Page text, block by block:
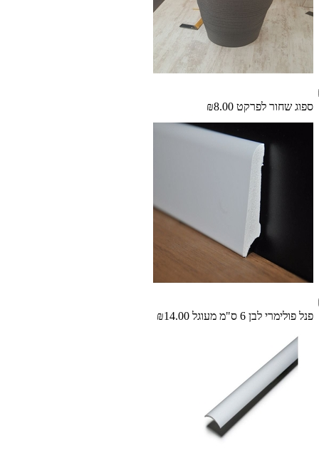
ספוג שחור לפרקט ₪8.00
פנל פולימרי לבן 6 ס"מ מעוגל ₪14.00